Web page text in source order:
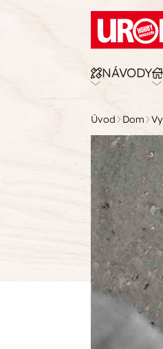
NÁVODY
Úvod Dom